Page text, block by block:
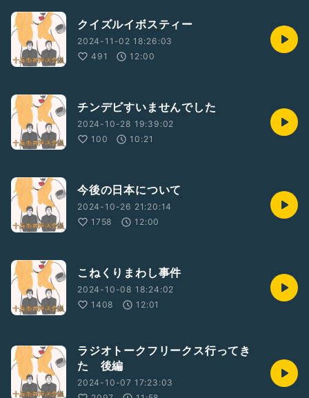
クイズルイボスティー
2024-11-02 18:26:03
491
12:00
チンデビすいませんでした
2024-10-28 19:39:02
100
10:21
今後の日本について
2024-10-26 21:20:14
1758
12:00
こねくりまわし事件
2024-10-08 18:24:02
1408
12:01
ラジオトークフリークス行ってき
た 後編
2024-10-07 17:23:03